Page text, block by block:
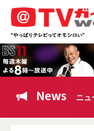
News ニュ